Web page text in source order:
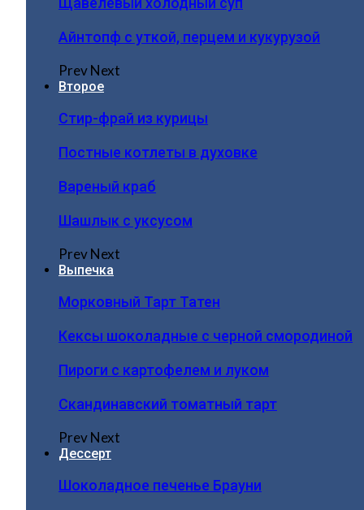
Айнтопф с уткой, перцем и кукурузой
PrevNext
Второе
Стир-фрай из курицы
Постные котлеты в духовке
Вареный краб
Шашлык с уксусом
PrevNext
Выпечка
Морковный Тарт Татен
Кексы шоколадные с черной смородиной
Пироги c картофелем и луком
Скандинавский томатный тарт
PrevNext
Дессерт
Шоколадное печенье Брауни